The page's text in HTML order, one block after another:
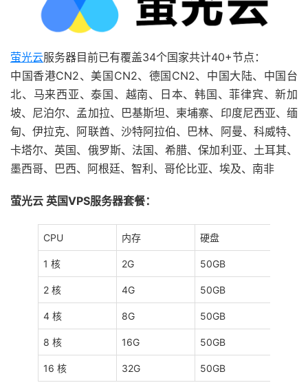
萤光云服务器目前已有覆盖34个国家共计40+节点：
中国香港CN2、美国CN2、德国CN2、中国大陆、中国台
北、马来西亚、泰国、越南、日本、韩国、菲律宾、新加
坡、尼泊尔、孟加拉、巴基斯坦、柬埔寨、印度尼西亚、缅
甸、伊拉克、阿联酋、沙特阿拉伯、巴林、阿曼、科威特、
卡塔尔、英国、俄罗斯、法国、希腊、保加利亚、土耳其、
墨西哥、巴西、阿根廷、智利、哥伦比亚、埃及、南非
萤光云 英国VPS服务器套餐：
CPU 内存 硬盘
1 核 2G 50GB
2 核 4G 50GB
4 核 8G 50GB
8 核 16G 50GB
16 核 32G 50GB